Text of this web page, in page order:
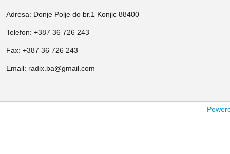
Adresa: Donje Polje do br.1 Konjic 88400
Telefon: +387 36 726 243
Fax: +387 36 726 243
Email: radix.ba@gmail.com